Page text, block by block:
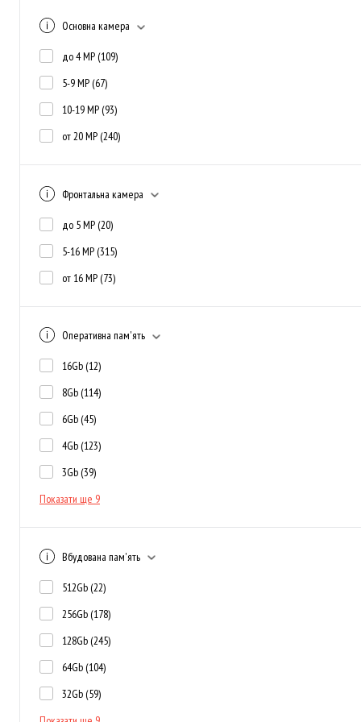
Основна камера
до 4 MP (109)
5-9 MP (67)
10-19 MP (93)
от 20 MP (240)
Фронтальна камера
до 5 MP (20)
5-16 MP (315)
от 16 MP (73)
Оперативна пам'ять
16Gb (12)
8Gb (114)
6Gb (45)
4Gb (123)
3Gb (39)
Показати ще 9
Вбудована пам'ять
512Gb (22)
256Gb (178)
128Gb (245)
64Gb (104)
32Gb (59)